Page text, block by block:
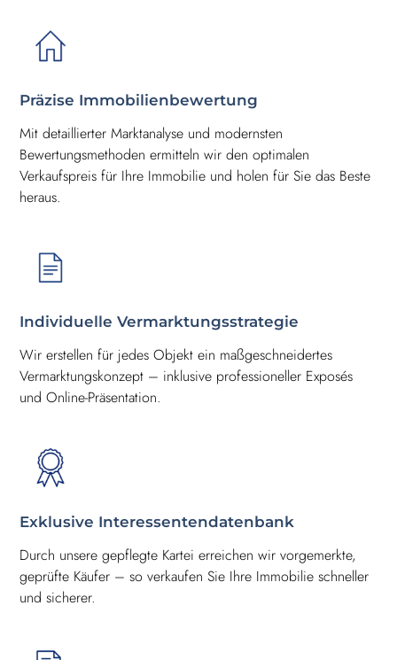
Präzise Immobilienbewertung
Mit detaillierter Marktanalyse und modernsten
Bewertungsmethoden ermitteln wir den optimalen
Verkaufspreis für Ihre Immobilie und holen für Sie das Beste
heraus.
Individuelle Vermarktungsstrategie
Wir erstellen für jedes Objekt ein maßgeschneidertes
Vermarktungskonzept – inklusive professioneller Exposés
und Online-Präsentation.
Exklusive Interessentendatenbank
Durch unsere gepflegte Kartei erreichen wir vorgemerkte,
geprüfte Käufer – so verkaufen Sie Ihre Immobilie schneller
und sicherer.